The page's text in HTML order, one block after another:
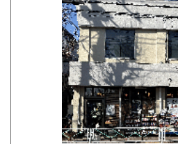
1,800円
1,800円
1,800円
1,800円
1,800円